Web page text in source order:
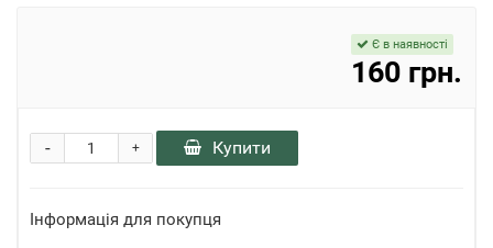
Є в наявності
160 грн.
+
- Купити
Інформація для покупця